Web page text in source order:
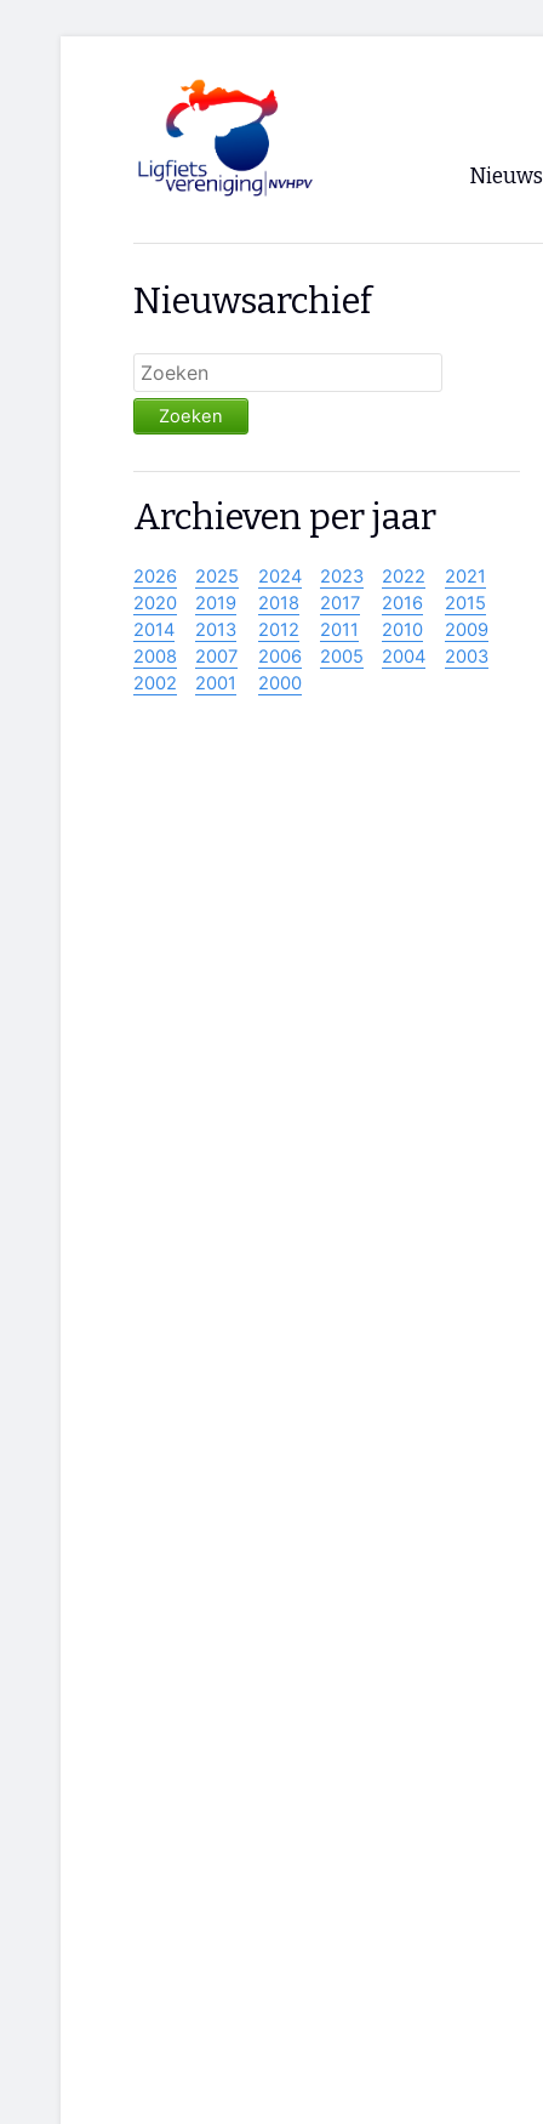
Nieuws
Nieuwsarchief
Zoeken
Archieven per jaar
2026 2025 2024 2023 2022
2021
2020
2019 2018 2017 2016
2015
2014
2013 2012 2011 2010
2009
2008
2007 2006 2005 2004
2003
2002
2001 2000